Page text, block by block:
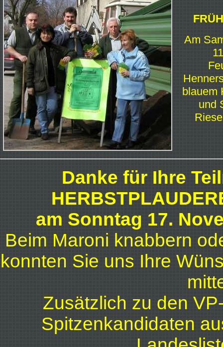
Am
blauem
und
Danke für Ihre
am Sonntag 17.
Beim Maroni knabbern
konnten Sie uns Ihre
Zusätzlich zu den
Spitzenkandidaten